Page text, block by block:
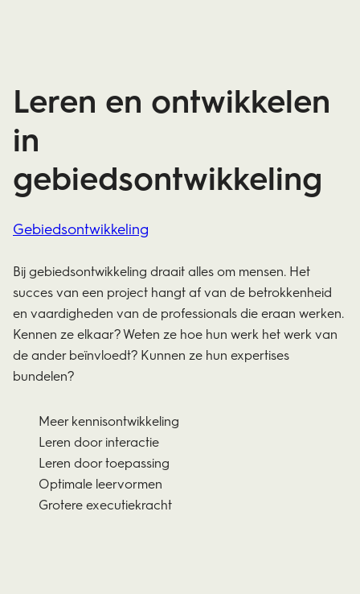
Leren en ontwikkelen
in
gebiedsontwikkeling
Gebiedsontwikkeling
Bij gebiedsontwikkeling draait alles om mensen. Het
succes van een project hangt af van de betrokkenheid
en vaardigheden van de professionals die eraan werken.
Kennen ze elkaar? Weten ze hoe hun werk het werk van
de ander beïnvloedt? Kunnen ze hun expertises
bundelen?
Meer kennisontwikkeling
Leren door interactie
Leren door toepassing
Optimale leervormen
Grotere executiekracht